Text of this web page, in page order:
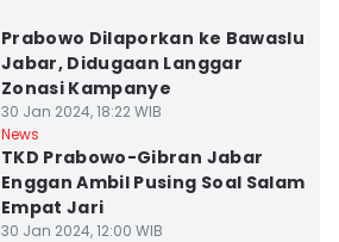
Prabowo Dilaporkan ke Bawaslu
Jabar, Didugaan Langgar
Zonasi Kampanye
30 Jan 2024, 18:22 WIB
News
TKD Prabowo-Gibran Jabar
Enggan Ambil Pusing Soal Salam
Empat Jari
30 Jan 2024, 12:00 WIB